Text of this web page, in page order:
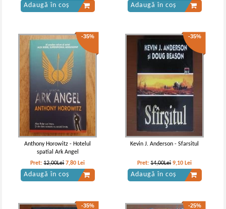
Adaugă în coș Adaugă în coș
-35%
Anthony Horowitz - Hotelul
spatial Ark Angel
Pret:12,00Lei 7,80 Lei
Adaugă în coș
-35%
Kevin J. Anderson - Sfarsitul
Pret:14,00Lei 9,10 Lei
Adaugă în coș
-35% -25%